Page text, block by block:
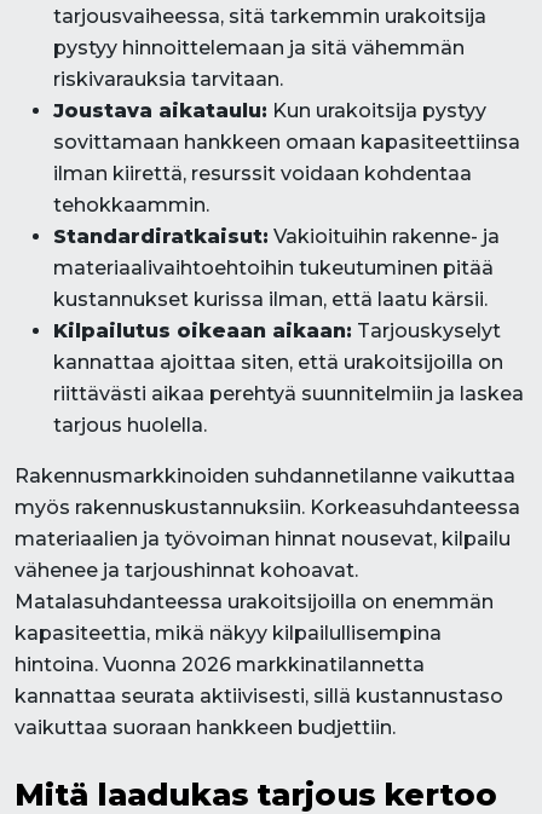
tarjousvaiheessa, sitä tarkemmin urakoitsija
pystyy hinnoittelemaan ja sitä vähemmän
riskivarauksia tarvitaan.
Joustava aikataulu: Kun urakoitsija pystyy
sovittamaan hankkeen omaan kapasiteettiinsa
ilman kiirettä, resurssit voidaan kohdentaa
tehokkaammin.
Standardiratkaisut: Vakioituihin rakenne- ja
materiaalivaihtoehtoihin tukeutuminen pitää
kustannukset kurissa ilman, että laatu kärsii.
Kilpailutus oikeaan aikaan: Tarjouskyselyt
kannattaa ajoittaa siten, että urakoitsijoilla on
riittävästi aikaa perehtyä suunnitelmiin ja laskea
tarjous huolella.
Rakennusmarkkinoiden suhdannetilanne vaikuttaa
myös rakennuskustannuksiin. Korkeasuhdanteessa
materiaalien ja työvoiman hinnat nousevat, kilpailu
vähenee ja tarjoushinnat kohoavat.
Matalasuhdanteessa urakoitsijoilla on enemmän
kapasiteettia, mikä näkyy kilpailullisempina
hintoina. Vuonna 2026 markkinatilannetta
kannattaa seurata aktiivisesti, sillä kustannustaso
vaikuttaa suoraan hankkeen budjettiin.
Mitä laadukas tarjous kertoo